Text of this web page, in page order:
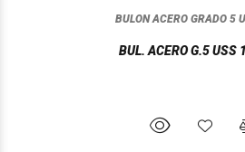
BULON ACERO GRADO 5
BUL. ACERO G.5 USS